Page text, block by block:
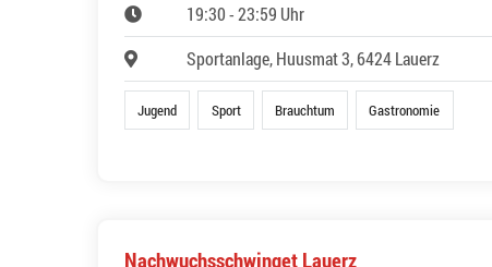
19:30 - 23:59 Uhr
Sportanlage, Huusmat 3, 6424 Lauerz
Jugend Sport Brauchtum Gastronomie
Nachwuchsschwinget Lauerz